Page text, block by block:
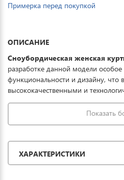
Примерка перед покупкой
ОПИСАНИЕ
Сноубордическая женская
разработке данной модели
функциональности и дизайну, что
высококачественными и
данную куртку отличным
горах и на прогулке. Ткань
пропиткой снаружи и
превосходную защиту при
оперативно отводит влагу от
комфорт. Купить
Показать
ХАРАКТЕРИСТИКИ